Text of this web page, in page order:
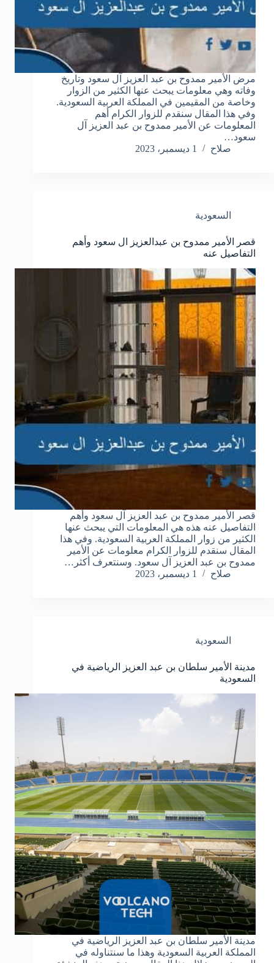
مرض الأمير ممدوح بن عبد العزيز آل سعود وتاريخ
وفاته وهي معلومات يبحث عنها الكثير من الزوار
وخاصة من المقيمين في المملكة العربية السعودية.
وفي هذا المقال سنقدم للزوار الكرام أهم
المعلومات عن الأمير ممدوح بن عبد العزيز آل
سعود…
صلاح
1 ديسمبر، 2023
السعودية
قصر الأمير ممدوح بن عبدالعزيز ال سعود وأهم
التفاصيل عنه
قصر الأمير ممدوح بن عبد العزيز آل سعود وأهم
التفاصيل عنه هذه هي المعلومات التي يبحث عنها
الكثير من زوار المملكة العربية السعودية. وفي هذا
المقال سنقدم للزوار الكرام معلومات عن الأمير
ممدوح بن عبد العزيز آل سعود. وسنتعرف أكثر…
صلاح
1 ديسمبر، 2023
السعودية
مدينة الأمير سلطان بن عبد العزيز الرياضية في
السعودية
مدينة الأمير سلطان بن عبد العزيز الرياضية في
المملكة العربية السعودية وهذا ما سنتناوله في